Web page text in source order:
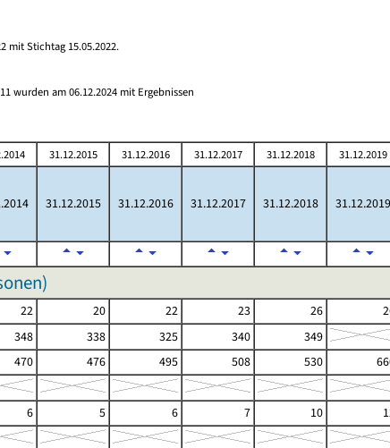
mit Stichtag 15.05.2022.
wurden am 06.12.2024 mit Ergebnissen
31.12.2015 31.12.2016 31.12.2017 31.12.2018 31.12.2019
31.12.2015 31.12.2016 31.12.2017 31.12.2018 31.12.2019
22 20 22 23 26
348 338 325 340
349
470 476 495 508 530
6 5 6 7 10